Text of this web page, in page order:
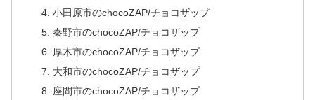
小田原市のchocoZAP/チョコザップ
秦野市のchocoZAP/チョコザップ
厚木市のchocoZAP/チョコザップ
大和市のchocoZAP/チョコザップ
座間市のchocoZAP/チョコザップ